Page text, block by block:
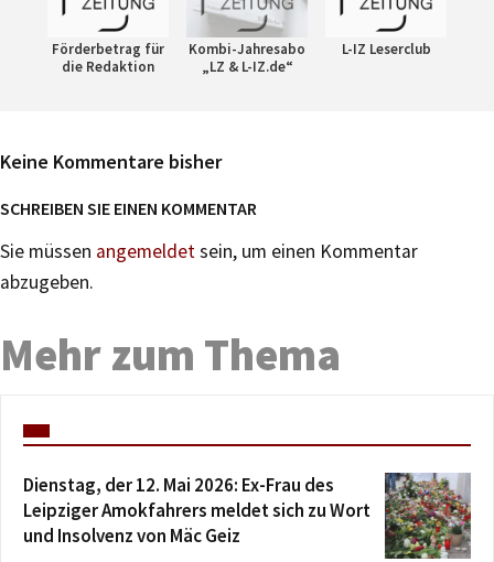
Förderbetrag für
die Redaktion
Kombi-Jahresabo
„LZ & L-IZ.de“
L-IZ Leserclub
Keine Kommentare bisher
SCHREIBEN SIE EINEN KOMMENTAR
Sie müssen angemeldetsein, um einen Kommentar
abzugeben.
Mehr zum Thema
Dienstag, der 12. Mai 2026: Ex-Frau des
Leipziger Amokfahrers meldet sich zu Wort
und Insolvenz von Mäc Geiz